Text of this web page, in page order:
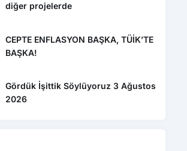
diğer projelerde
CEPTE ENFLASYON BAŞKA, TÜİK’TE
BAŞKA!
Gördük İşittik Söylüyoruz 3 Ağustos
2026